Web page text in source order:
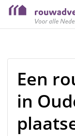
Een
in